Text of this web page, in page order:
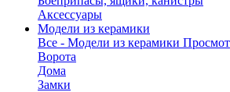
Аксессуары
Модели из керамики
Все - Модели из керамики
Ворота
Дома
Замки